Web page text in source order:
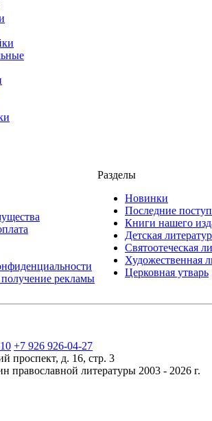
рекламы
Разделы
Новинки
Последние
Книги нашего
Детская
Святоотеческая
Художественная
Церковная утварь
+7 926 926-04-27
проспект, д. 16, стр. 3
православной литературы 2003 - 2026 г.